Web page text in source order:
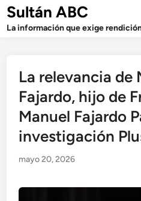
Saltar
contenido
Sultán ABC
La información que exige
La relevancia de
Fajardo, hijo de
Manuel Fajardo
investigación
mayo 20, 2026